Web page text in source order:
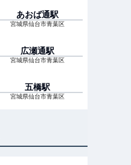
あおば通駅
宮城県仙台市青葉区
広瀬通駅
宮城県仙台市青葉区
五橋駅
宮城県仙台市青葉区